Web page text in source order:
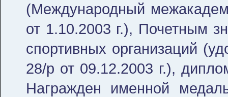
(Международный
от 1.10.2003 г.), Почетным
спортивных организаций
28/р от 09.12.2003 г.),
Награжден именной